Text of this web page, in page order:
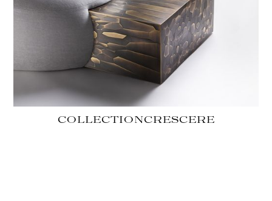
COLLECTIONCRESCERE